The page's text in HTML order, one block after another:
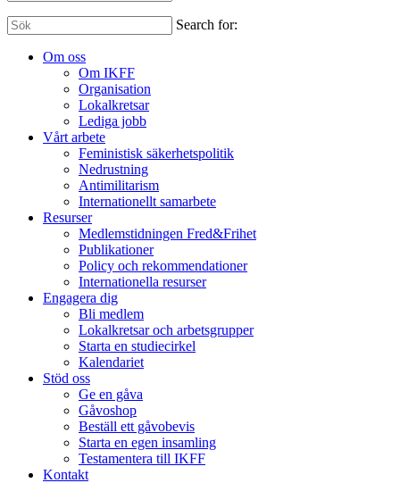
Search for:
Om oss
Om IKFF
Organisation
Lokalkretsar
Lediga jobb
Vårt arbete
Feministisk säkerhetspolitik
Nedrustning
Antimilitarism
Internationellt samarbete
Resurser
Medlemstidningen Fred&Frihet
Publikationer
Policy och rekommendationer
Internationella resurser
Engagera dig
Bli medlem
Lokalkretsar och arbetsgrupper
Starta en studiecirkel
Kalendariet
Stöd oss
Ge en gåva
Gåvoshop
Beställ ett gåvobevis
Starta en egen insamling
Testamentera till IKFF
Kontakt